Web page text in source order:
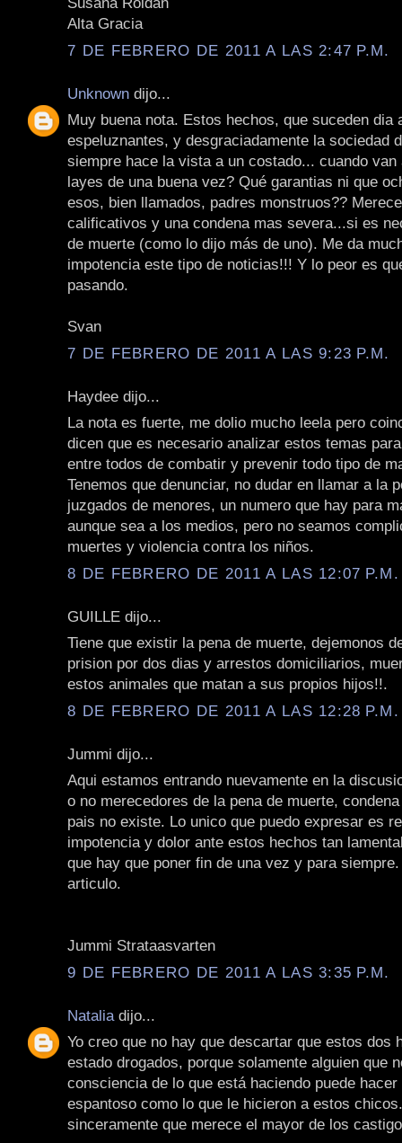
Alta Gracia
7 DE FEBRERO DE 2011 A LAS 2:47 P.M.
Unknown dijo...
Muy buena nota. Estos hechos, que suceden dia
espeluznantes, y desgraciadamente la sociedad
siempre hace la vista a un costado... cuando
layes de una buena vez? Qué garantias ni que
esos, bien llamados, padres monstruos??
calificativos y una condena mas severa...si es
de muerte (como lo dijo más de uno). Me da
impotencia este tipo de noticias!!! Y lo peor es
pasando.
Svan
7 DE FEBRERO DE 2011 A LAS 9:23 P.M.
Haydee dijo...
La nota es fuerte, me dolio mucho leela pero
dicen que es necesario analizar estos temas
entre todos de combatir y prevenir todo tipo de
Tenemos que denunciar, no dudar en llamar a la
juzgados de menores, un numero que hay para
aunque sea a los medios, pero no seamos
muertes y violencia contra los niños.
8 DE FEBRERO DE 2011 A LAS 12:07 P.M.
GUILLE dijo...
Tiene que existir la pena de muerte, dejemonos
prision por dos dias y arrestos domiciliarios,
estos animales que matan a sus propios hijos!!.
8 DE FEBRERO DE 2011 A LAS 12:28 P.M.
Jummi dijo...
Aqui estamos entrando nuevamente en la
o no merecedores de la pena de muerte,
pais no existe. Lo unico que puedo expresar es
impotencia y dolor ante estos hechos tan
que hay que poner fin de una vez y para
articulo.
Jummi Strataasvarten
9 DE FEBRERO DE 2011 A LAS 3:35 P.M.
Natalia dijo...
Yo creo que no hay que descartar que estos dos
estado drogados, porque solamente alguien que
consciencia de lo que está haciendo puede hacer
espantoso como lo que le hicieron a estos
sinceramente que merece el mayor de los